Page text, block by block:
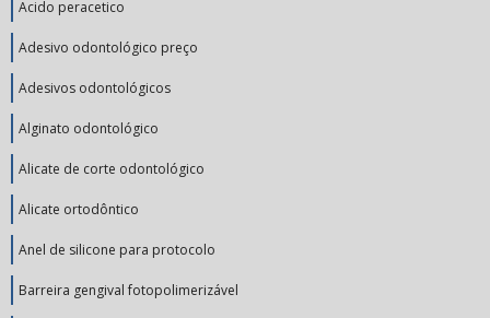
Acido peracetico
Adesivo odontológico preço
Adesivos odontológicos
Alginato odontológico
Alicate de corte odontológico
Alicate ortodôntico
Anel de silicone para protocolo
Barreira gengival fotopolimerizável